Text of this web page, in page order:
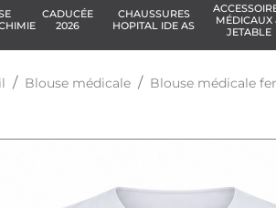
CADUCÉE
2026
CHAUSSURES
HOPITAL IDE AS
MÉDICAUX
JETABLE
Blouse médicale Blouse médicale